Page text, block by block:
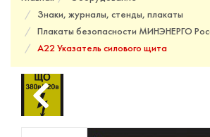
Знаки, журналы, стенды, плакаты
Плакаты безопасности МИНЭНЕРГО
A22 Указатель силового щита